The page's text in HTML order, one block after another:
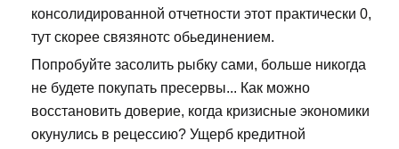
консолидированной отчетности этот практически 0,
тут скорее связянотс обьединением.
Попробуйте засолить рыбку сами, больше никогда
не будете покупать пресервы... Как можно
восстановить доверие, когда кризисные экономики
окунулись в рецессию? Ущерб кредитной